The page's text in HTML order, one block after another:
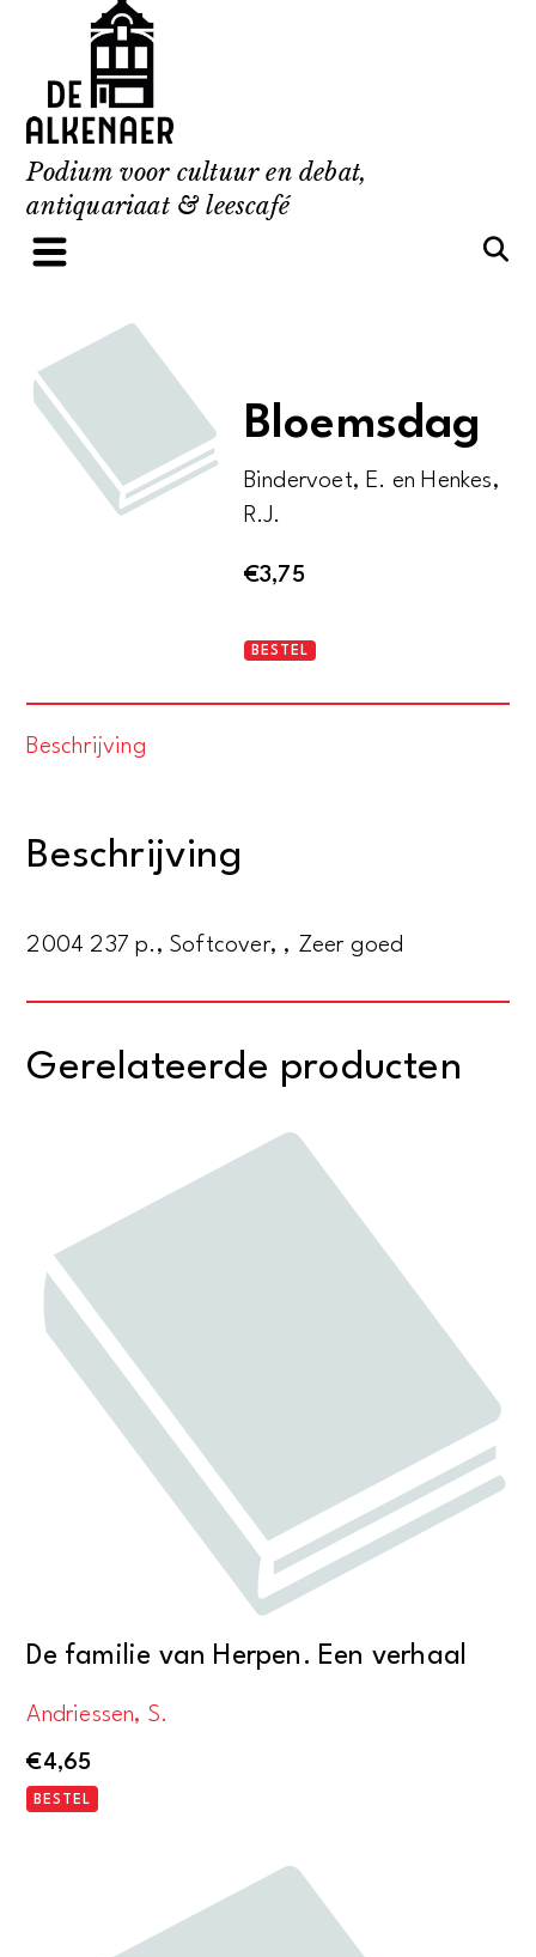
content
Podium voor cultuur en debat,
antiquariaat & leescafé
Bloemsdag
Bindervoet, E. en Henkes,
R.J.
€3,75
Bloemsdag
BESTEL
Beschrijving
Beschrijving
2004 237 p., Softcover, , Zeer goed
Gerelateerde producten
De familie van Herpen. Een verhaal
Andriessen, S.
€4,65
BESTEL